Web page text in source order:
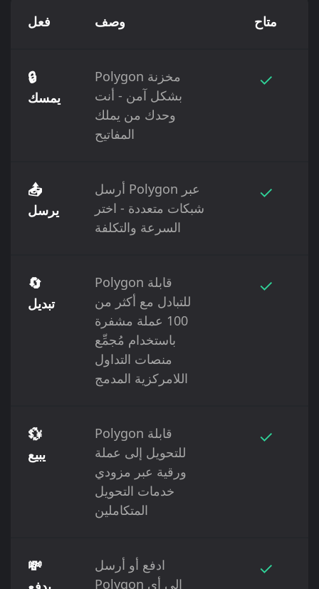
فعل وصف متاح
🔒
يمسك
Polygon مخزنة
بشكل آمن - أنت
وحدك من يملك
المفاتيح
✓
📤
يرسل
أرسل Polygon عبر
شبكات متعددة - اختر
السرعة والتكلفة
✓
🔄
تبديل
Polygon قابلة
للتبادل مع أكثر من
100 عملة مشفرة
باستخدام مُجمِّع
منصات التداول
اللامركزية المدمج
✓
💱
يبيع
Polygon قابلة
للتحويل إلى عملة
ورقية عبر مزودي
خدمات التحويل
المتكاملين
✓
💸
ادفع أو أرسل
Polygon إلى أي
✓